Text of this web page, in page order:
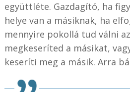
együttléte. Gazdagító, ha
helye van a másiknak, ha
mennyire pokollá tud válni
megkeseríted a másikat,
keseríti meg a másik. Arra